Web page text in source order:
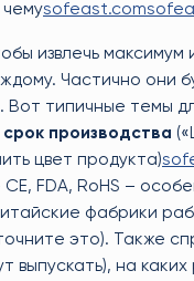
sofeast.com
извлечь
Частично они
Вот типичные темы
срок производства
цвет продукта)
FDA, RoHS –
фабрики
это). Также
выпускать), на